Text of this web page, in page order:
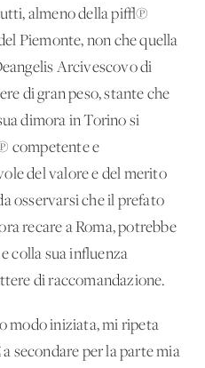
almeno della pi√π
Piemonte, non che quella
Arcivescovo di
di gran peso, stante che
dimora in Torino si
competente e
del valore e del merito
osservarsi che il prefato
recare a Roma, potrebbe
colla sua influenza
di raccomandazione.
modo iniziata, mi ripeta
secondare per la parte mia